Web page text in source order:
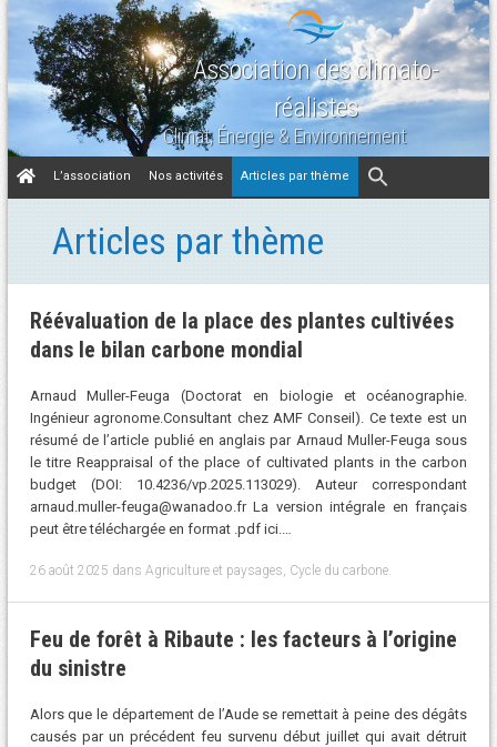
Association des climato-
réalistes
Climat, Énergie & Environnement
Aller
au
L’association Nos activités Articles par thème
Articles par thème
Réévaluation de la place des plantes cultivées
dans le bilan carbone mondial
Arnaud Muller-Feuga (Doctorat en biologie et océanographie.
Ingénieur agronome.Consultant chez AMF Conseil). Ce texte est un
résumé de l’article publié en anglais par Arnaud Muller-Feuga sous
le titre Reappraisal of the place of cultivated plants in the carbon
budget (DOI: 10.4236/vp.2025.113029). Auteur correspondant
arnaud.muller-feuga@wanadoo.fr La version intégrale en français
peut être téléchargée en format .pdf ici.…
26 août 2025 dans Agriculture et paysages Cycle du carbone.
Feu de forêt à Ribaute : les facteurs à l’origine
du sinistre
Alors que le département de l’Aude se remettait à peine des dégâts
causés par un précédent feu survenu début juillet qui avait détruit